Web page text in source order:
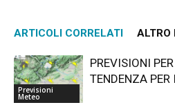
ARTICOLI CORRELATI ALTRO
Previsioni
Meteo
PREVISIONI
TENDENZA